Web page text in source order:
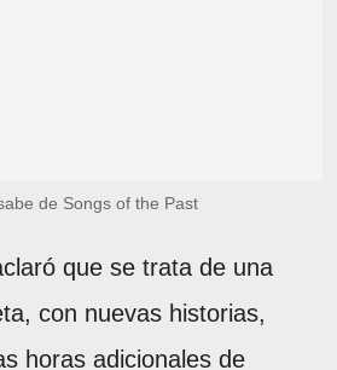
de Songs of the Past
que se trata de una
con nuevas historias,
horas adicionales de